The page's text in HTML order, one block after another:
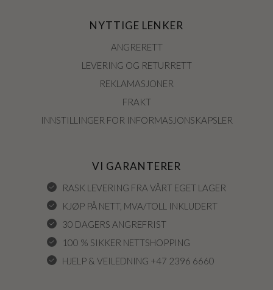
NYTTIGE LENKER
ANGRERETT
LEVERING OG RETURRETT
REKLAMASJONER
FRAKT
INNSTILLINGER FOR INFORMASJONSKAPSLER
VI GARANTERER
RASK LEVERING FRA VÅRT EGET LAGER
KJØP PÅ NETT, MVA/TOLL INKLUDERT
30 DAGERS ANGREFRIST
100 % SIKKER NETTSHOPPING
HJELP & VEILEDNING +47 2396 6660